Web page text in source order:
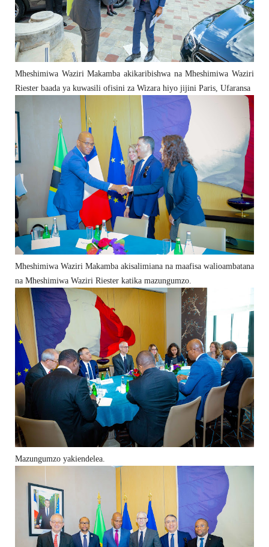
Mheshimiwa Waziri Makamba akikaribishwa na Mheshimiwa Waziri
Riester baada ya kuwasili ofisini za Wizara hiyo jijini Paris, Ufaransa
Mheshimiwa Waziri Makamba akisalimiana na maafisa walioambatana
na Mheshimiwa Waziri Riester katika mazungumzo.
Mazungumzo yakiendelea.